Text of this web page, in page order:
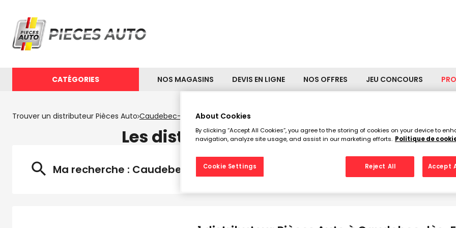
CATÉGORIES NOS MAGASINS DEVIS EN LIGNE NOS OFFRES JEU CONCOURS
Trouver un distributeur Pièces Auto Caudebec-lès-Elbeuf
Les distributeurs Pièces Auto à
Ma recherche : Caudebec-lès-Elbeuf
About Cookies
By clicking “Accept All Cookies”, you agree to the storing of cookies on your device to
navigation, analyze site usage, and assist in our marketing efforts. Politique de
Reject All Accept
Cookie Settings